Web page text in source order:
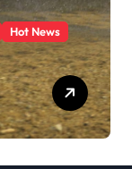
Hot News